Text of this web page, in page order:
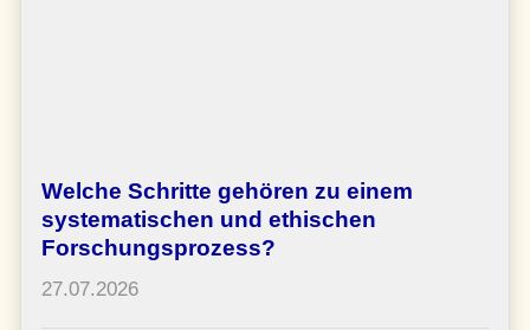
Welche Schritte gehören zu einem
systematischen und ethischen
Forschungsprozess?
27.07.2026